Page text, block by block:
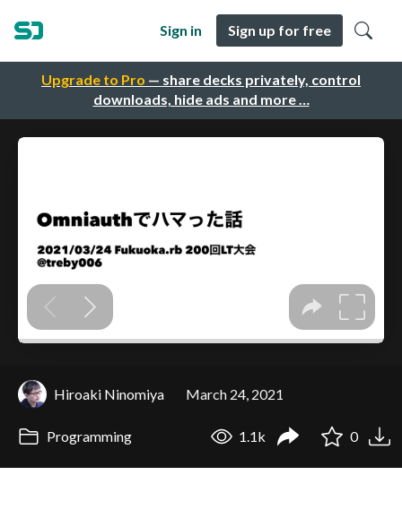
Upgrade to Pro — share decks privately, control
downloads, hide ads and more …
Sign in Sign up for free
Hiroaki Ninomiya March 24, 2021
Programming 1.1k 0